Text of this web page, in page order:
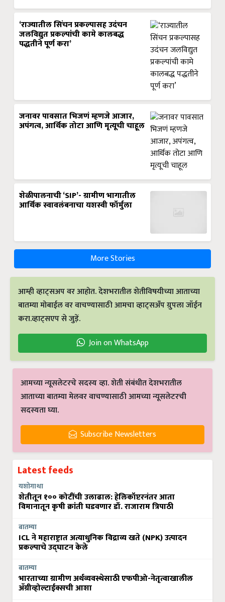
‘राज्यातील सिंचन प्रकल्पासह उदंचन
जलविद्युत प्रकल्पांची कामे कालबद्ध
पद्धतीने पूर्ण करा’
जनावर पावसात भिजणं म्हणजे आजार,
अपंगत्व, आर्थिक तोटा आणि मृत्यूची चाहूल
शेळीपालनाची ‘SIP’- ग्रामीण भागातील
आर्थिक स्वावलंबनाचा यशस्वी फॉर्मुला
More Stories
आम्ही व्हाट्सअप वर आहोत. देशभरातील शेतीविषयीच्या आताच्या
बातम्या मोबाईल वर वाचण्यासाठी आमचा व्हाट्सअँप ग्रुपला जॉईन
करा.व्हाट्सएप से जुड़ें.
Join on WhatsApp
आमच्या न्यूसलेटरचे सदस्य व्हा. शेती संबंधीत देशभरातील
आताच्या बातम्या मेलवर वाचण्यासाठी आमच्या न्यूसलेटरची
सदस्यता घ्या.
Subscribe Newsletters
Latest feeds
यशोगाथा
शेतीतून १०० कोटींची उलाढाल: हेलिकॉप्टरनंतर आता
विमानातून कृषी क्रांती घडवणार डॉ. राजाराम त्रिपाठी
बातम्या
ICL ने महाराष्ट्रात अत्याधुनिक विद्राव्य खते (NPK) उत्पादन
प्रकल्पाचे उद्घाटन केले
बातम्या
भारताच्या ग्रामीण अर्थव्यवस्थेसाठी एफपीओ-नेतृत्वाखालील
अ‍ॅग्रीव्होल्टाईक्सची आशा